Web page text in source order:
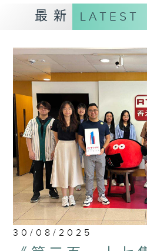
最新 LATEST
30/08/2025